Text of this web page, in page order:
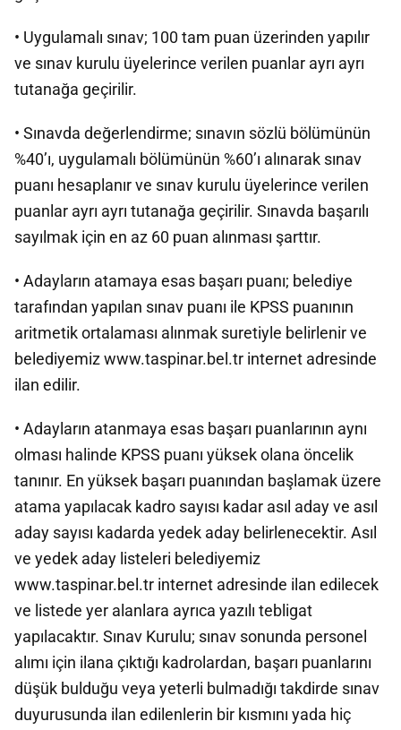
• Uygulamalı sınav; 100 tam puan üzerinden yapılır
ve sınav kurulu üyelerince verilen puanlar ayrı ayrı
tutanağa geçirilir.
• Sınavda değerlendirme; sınavın sözlü bölümünün
%40’ı, uygulamalı bölümünün %60’ı alınarak sınav
puanı hesaplanır ve sınav kurulu üyelerince verilen
puanlar ayrı ayrı tutanağa geçirilir. Sınavda başarılı
sayılmak için en az 60 puan alınması şarttır.
• Adayların atamaya esas başarı puanı; belediye
tarafından yapılan sınav puanı ile KPSS puanının
aritmetik ortalaması alınmak suretiyle belirlenir ve
belediyemiz www.taspinar.bel.tr internet adresinde
ilan edilir.
• Adayların atanmaya esas başarı puanlarının aynı
olması halinde KPSS puanı yüksek olana öncelik
tanınır. En yüksek başarı puanından başlamak üzere
atama yapılacak kadro sayısı kadar asıl aday ve asıl
aday sayısı kadarda yedek aday belirlenecektir. Asıl
ve yedek aday listeleri belediyemiz
www.taspinar.bel.tr internet adresinde ilan edilecek
ve listede yer alanlara ayrıca yazılı tebligat
yapılacaktır. Sınav Kurulu; sınav sonunda personel
alımı için ilana çıktığı kadrolardan, başarı puanlarını
düşük bulduğu veya yeterli bulmadığı takdirde sınav
duyurusunda ilan edilenlerin bir kısmını yada hiç